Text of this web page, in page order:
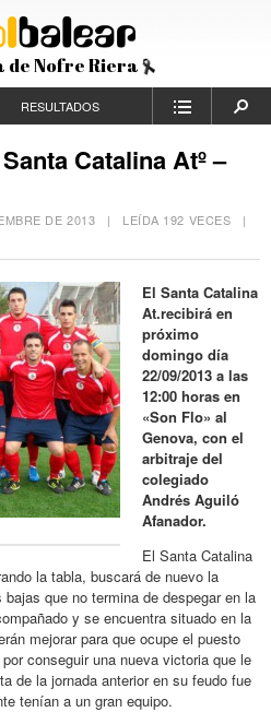
de Nofre Riera
RESULTADOS
Catalina Atº –
DE 2013 | LEÍDA 192 VECES |
El Santa Catalina
At.recibirá en
próximo
domingo día
22/09/2013 a las
12:00 horas en
«Son Flo» al
Genova, con el
arbitraje del
colegiado
Andrés Aguiló
Afanador.
El Santa Catalina
la tabla, buscará de nuevo la
que no termina de despegar en la
y se encuentra situado en la
mejorar para que ocupe el puesto
conseguir una nueva victoria que le
de la jornada anterior en su feudo fue
tenían a un gran equipo.